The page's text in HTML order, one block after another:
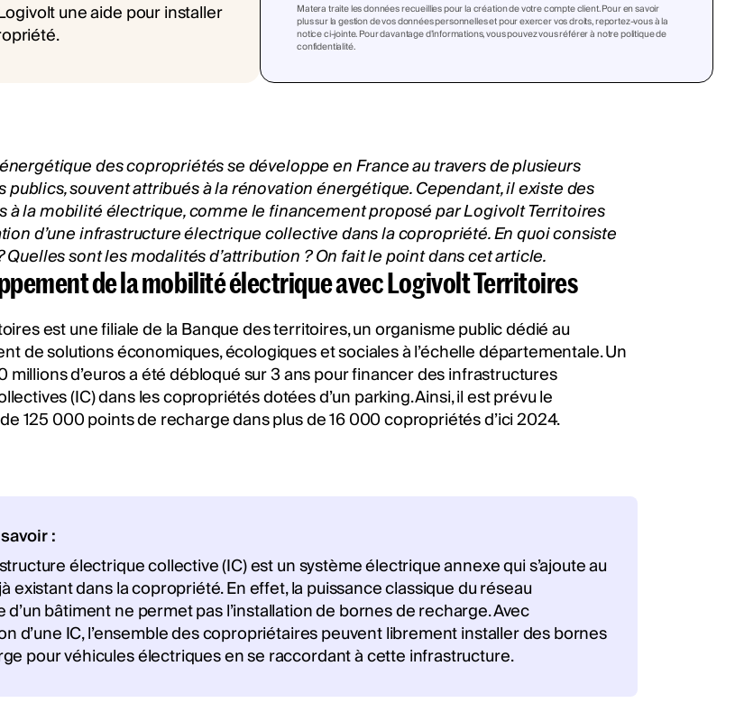
Matera traite les données recueillies pour la création de votre compte client. Pour en savoir
plus sur la gestion de vos données personnelles et pour exercer vos droits, reportez-vous à la
notice ci-jointe. Pour davantage d’informations, vous pouvez vous référer à notre politique de
confidentialité.
descopropriétésse développe en France au travers de plusieurs
souvent attribués à la rénovation énergétique. Cependant, il existe des
à la mobilité électrique, comme le financement proposé par Logivolt Territoires
d’une infrastructure électrique collective dans la copropriété. En quoi consiste
sont les modalités d’attribution ? On fait le point dans cet article.
de la mobilité électrique avec Logivolt Territoires
est une filiale de la Banque des territoires, un organisme public dédié au
de solutions économiques, écologiques et sociales à l’échelle départementale. Un
millions d’euros a été débloqué sur 3 ans pour financer des infrastructures
(IC) dans les copropriétés dotées d’un parking. Ainsi, il est prévu le
125 000 points de recharge dans plus de 16 000 copropriétés d’ici 2024.
:
électrique collective (IC) est un système électrique annexe qui s’ajoute au
existant dans la copropriété. En effet, la puissance classique du réseau
bâtiment ne permet pas l’installation de bornes de recharge. Avec
d’une IC, l’ensemble des copropriétaires peuvent librement installer des bornes
pour véhicules électriques en se raccordant à cette infrastructure.